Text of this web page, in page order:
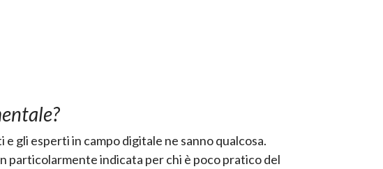
gli esperti in campo digitale ne sanno qualcosa.
particolarmente indicata per chi è poco pratico del